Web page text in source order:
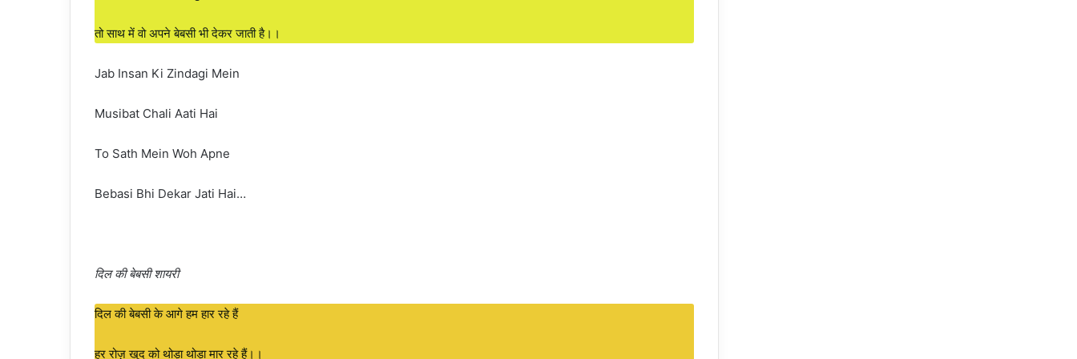
तो साथ में वो अपने बेबसी भी देकर जाती है।।
Jab Insan Ki Zindagi Mein
Musibat Chali Aati Hai
To Sath Mein Woh Apne
Bebasi Bhi Dekar Jati Hai…
दिल की बेबसी शायरी
दिल की बेबसी के आगे हम हार रहे हैं
हर रोज़ खुद को थोड़ा थोड़ा मार रहे हैं।।